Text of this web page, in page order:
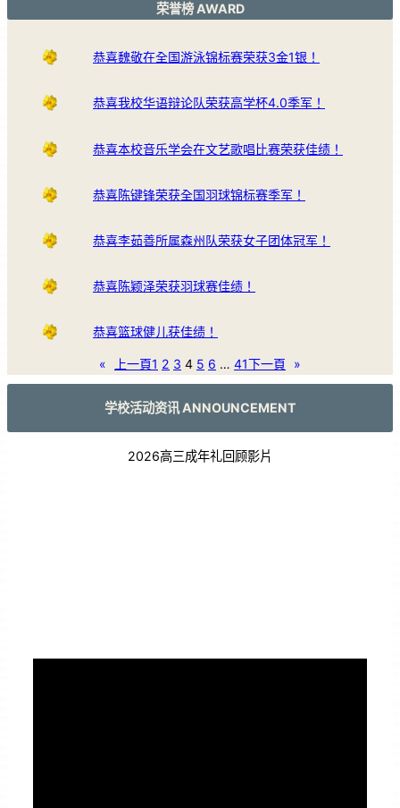
荣誉榜 AWARD
恭喜魏敬在全国游泳锦标赛荣获3金1银！
恭喜我校华语辩论队荣获高学杯4.0季军！
恭喜本校音乐学会在文艺歌唱比赛荣获佳绩！
恭喜陈键锋荣获全国羽球锦标赛季军！
恭喜李茹善所属森州队荣获女子团体冠军！
恭喜陈颖泽荣获羽球赛佳绩！
恭喜篮球健儿获佳绩！
« 上一頁1 2 3 4 5 6 … 41下一頁 »
学校活动资讯 ANNOUNCEMENT
2026高三成年礼回顾影片